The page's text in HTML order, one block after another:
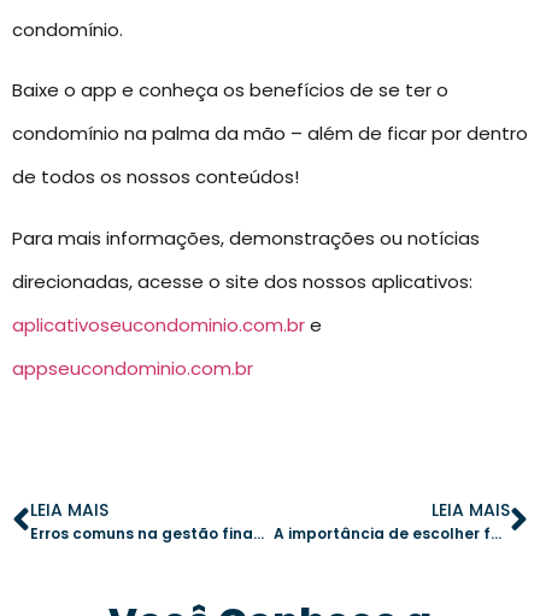
condomínio.
Baixe o app e conheça os benefícios de se ter o
condomínio na palma da mão – além de ficar por dentro
de todos os nossos conteúdos!
Para mais informações, demonstrações ou notícias
direcionadas, acesse o site dos nossos aplicativos:
aplicativoseucondominio.com.bre
appseucondominio.com.br
LEIA MAIS
Erros comuns na gestão financeira de condomínios e como evitá-los
LEIA MAIS
A importância de escolher fornecedores confiáveis para o seu condomínio